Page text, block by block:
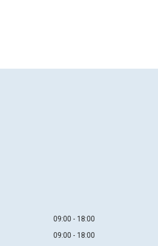
09:00
18:00
09:00
18:00